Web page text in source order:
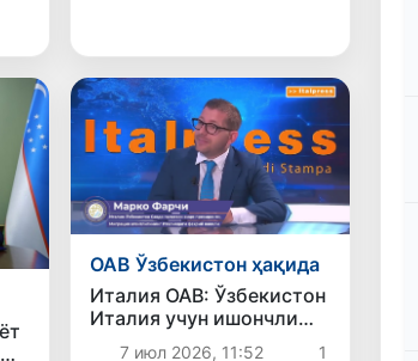
ОАВ Ўзбекистон ҳақида
Италия ОАВ: Ўзбекистон
Италия учун ишончли
меҳнат ҳамкорига
7 июл 2026, 11:52
1